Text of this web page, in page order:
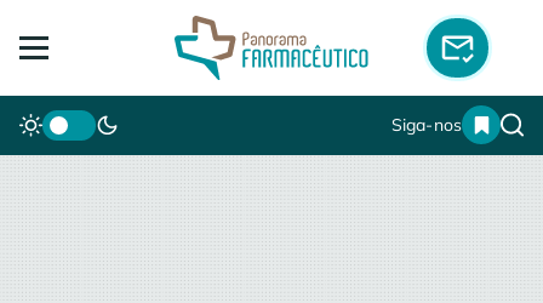
Siga-nos